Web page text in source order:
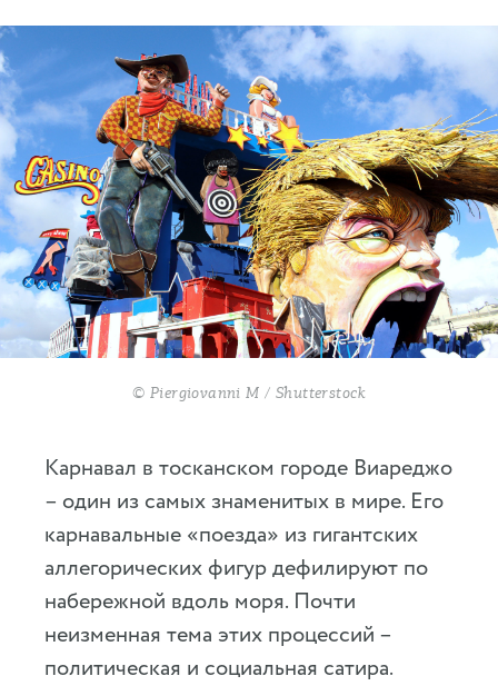
© Piergiovanni M / Shutterstock
Карнавал в тосканском городе Виареджо
– один из самых знаменитых в мире. Его
карнавальные «поезда» из гигантских
аллегорических фигур дефилируют по
набережной вдоль моря. Почти
неизменная тема этих процессий –
политическая и социальная сатира.